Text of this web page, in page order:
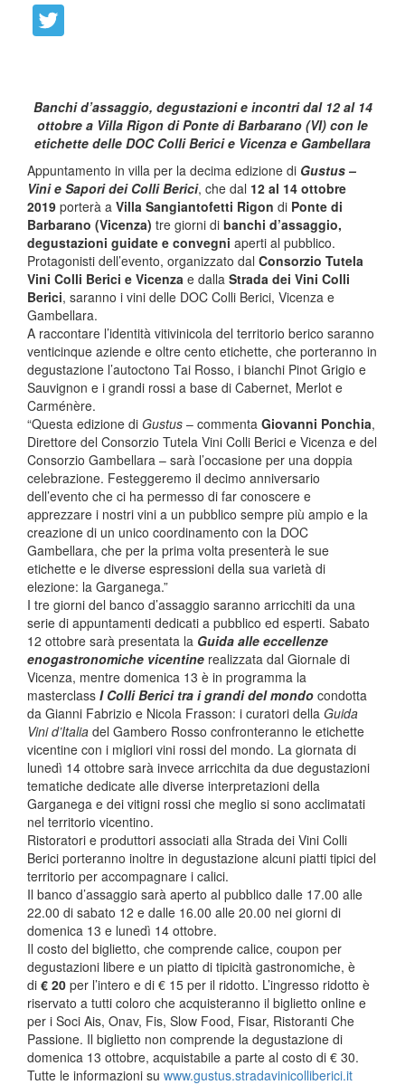
Banchi d’assaggio, degustazioni e incontri dal 12 al 14
ottobre a Villa Rigon di Ponte di Barbarano (VI) con le
etichette delle DOC Colli Berici e Vicenza e Gambellara
Appuntamento in villa per la decima edizione di Gustus –
Vini e Sapori dei Colli Berici, che dal 12 al 14 ottobre
2019 porterà a Villa Sangiantofetti Rigon di Ponte di
Barbarano (Vicenza) tre giorni di banchi d’assaggio,
degustazioni guidate e convegni aperti al pubblico.
Protagonisti dell’evento, organizzato dal Consorzio Tutela
Vini Colli Berici e Vicenza e dalla Strada dei Vini Colli
Berici, saranno i vini delle DOC Colli Berici, Vicenza e
Gambellara.
A raccontare l’identità vitivinicola del territorio berico saranno
venticinque aziende e oltre cento etichette, che porteranno in
degustazione l’autoctono Tai Rosso, i bianchi Pinot Grigio e
Sauvignon e i grandi rossi a base di Cabernet, Merlot e
Carménère.
“Questa edizione di Gustus – commenta Giovanni Ponchia,
Direttore del Consorzio Tutela Vini Colli Berici e Vicenza e del
Consorzio Gambellara – sarà l’occasione per una doppia
celebrazione. Festeggeremo il decimo anniversario
dell’evento che ci ha permesso di far conoscere e
apprezzare i nostri vini a un pubblico sempre più ampio e la
creazione di un unico coordinamento con la DOC
Gambellara, che per la prima volta presenterà le sue
etichette e le diverse espressioni della sua varietà di
elezione: la Garganega.”
I tre giorni del banco d’assaggio saranno arricchiti da una
serie di appuntamenti dedicati a pubblico ed esperti. Sabato
12 ottobre sarà presentata la Guida alle eccellenze
enogastronomiche vicentine realizzata dal Giornale di
Vicenza, mentre domenica 13 è in programma la
masterclass I Colli Berici tra i grandi del mondo condotta
da Gianni Fabrizio e Nicola Frasson: i curatori della Guida
Vini d’Italia del Gambero Rosso confronteranno le etichette
vicentine con i migliori vini rossi del mondo. La giornata di
lunedì 14 ottobre sarà invece arricchita da due degustazioni
tematiche dedicate alle diverse interpretazioni della
Garganega e dei vitigni rossi che meglio si sono acclimatati
nel territorio vicentino.
Ristoratori e produttori associati alla Strada dei Vini Colli
Berici porteranno inoltre in degustazione alcuni piatti tipici del
territorio per accompagnare i calici.
Il banco d’assaggio sarà aperto al pubblico dalle 17.00 alle
22.00 di sabato 12 e dalle 16.00 alle 20.00 nei giorni di
domenica 13 e lunedì 14 ottobre.
Il costo del biglietto, che comprende calice, coupon per
degustazioni libere e un piatto di tipicità gastronomiche, è
di € 20 per l’intero e di € 15 per il ridotto. L’ingresso ridotto è
riservato a tutti coloro che acquisteranno il biglietto online e
per i Soci Ais, Onav, Fis, Slow Food, Fisar, Ristoranti Che
Passione. Il biglietto non comprende la degustazione di
domenica 13 ottobre, acquistabile a parte al costo di € 30.
Tutte le informazioni su www.gustus.stradavinicolliberici.it